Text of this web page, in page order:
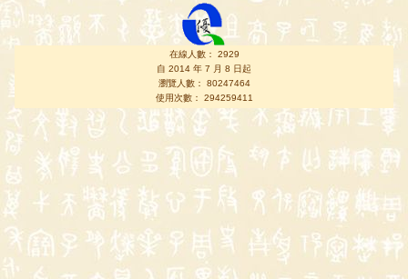
在線人數： 2929
自 2014 年 7 月 8 日起
瀏覽人數： 80247464
使用次數： 294259411